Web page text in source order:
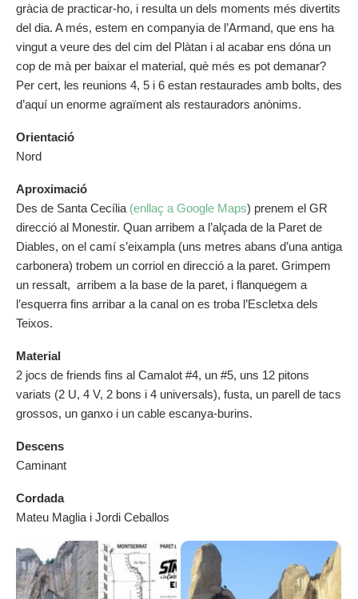
gràcia de practicar-ho, i resulta un dels moments més divertits
del dia. A més, estem en companyia de l’Armand, que ens ha
vingut a veure des del cim del Plàtan i al acabar ens dóna un
cop de mà per baixar el material, què més es pot demanar?
Per cert, les reunions 4, 5 i 6 estan restaurades amb bolts, des
d’aquí un enorme agraïment als restauradors anònims.
Orientació
Nord
Aproximació
Des de Santa Cecília (enllaç a Google Maps) prenem el GR
direcció al Monestir. Quan arribem a l’alçada de la Paret de
Diables, on el camí s’eixampla (uns metres abans d’una antiga
carbonera) trobem un corriol en direcció a la paret. Grimpem
un ressalt, arribem a la base de la paret, i flanquegem a
l’esquerra fins arribar a la canal on es troba l’Escletxa dels
Teixos.
Material
2 jocs de friends fins al Camalot #4, un #5, uns 12 pitons
variats (2 U, 4 V, 2 bons i 4 universals), fusta, un parell de tacs
grossos, un ganxo i un cable escanya-burins.
Descens
Caminant
Cordada
Mateu Maglia i Jordi Ceballos